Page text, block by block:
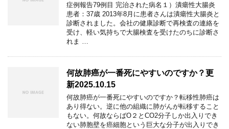
症例報告79例目 完治された病名１）潰瘍性大腸炎
患者：37歳 2013年8月に患者さんは潰瘍性大腸炎と
診断されました。会社の健康診断で再検査の連絡を
受け、軽い気持ちで大腸検査を受けたのちに診断さ
れま …
何故肺癌が一番死にやすいのですか？更
新2025.10.15
何故肺癌が一番死にやすいのですか？転移性肺癌は
あり得ない。逆に他の組織に肺がんが転移すること
もない。何故ならばO２とCO2分子しか出入りでき
ない肺胞壁を癌細胞という巨大な分子が出入りでき